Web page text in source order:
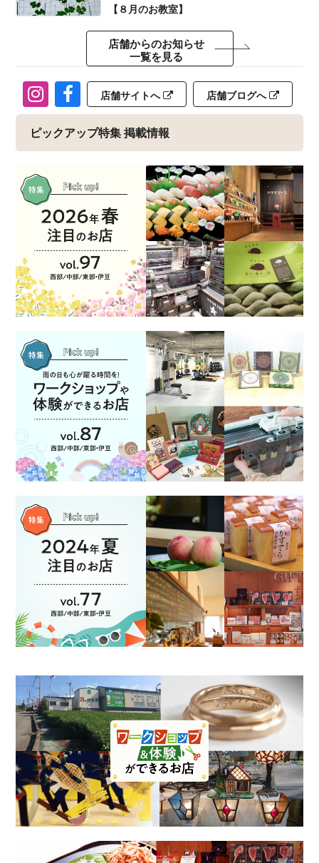
瞑想効果があります。
＜水引教室・折形教室（不定期）＞
水引は、敬うの気持ちを込めて贈り物に結ばれます。
＜広井敏通先生の夏休みクラフト教室＞
【８月のお教室】
店舗からのお知らせ
一覧を見る
店舗サイトへ 店舗ブログへ
ピックアップ特集 掲載情報